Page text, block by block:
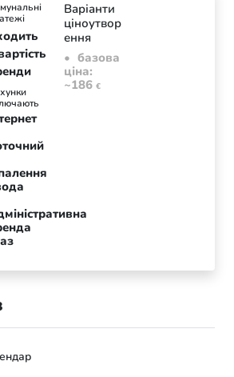
Варіанти
ціноутвор
ення
базова
ціна:
~186 €